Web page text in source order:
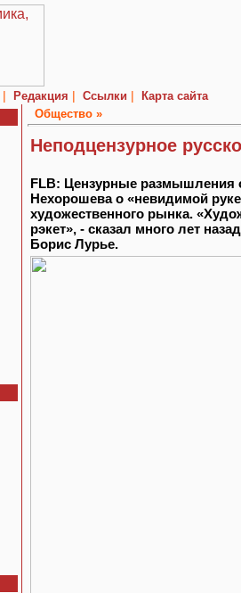
| Редакция | Ссылки |
Карта сайта
Общество »
Неподцензурное
FLB: Цензурные размышления
Нехорошева о «невидимой
художественного рынка.
рэкет», - сказал много лет
Борис Лурье.